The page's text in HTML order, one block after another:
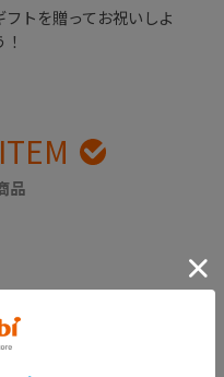
フトを贈ってお祝いしよ
！
品